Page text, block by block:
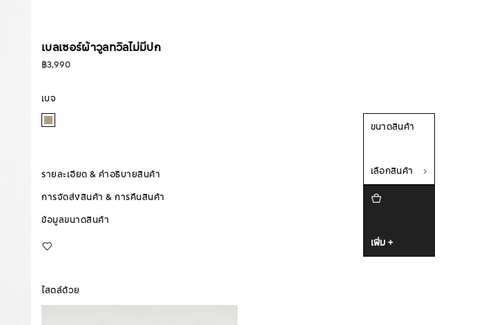
เบลเซอร์ผ้าวูลทวิลไม่มีปก
฿3,990
เบจ
รายละเอียด & คำอธิบายสินค้า
การจัดส่งสินค้า & การคืนสินค้า
ข้อมูลขนาดสินค้า
ขนาดสินค้า
เลือกสินค้า
เพิ่ม +
ไสตล์ด้วย